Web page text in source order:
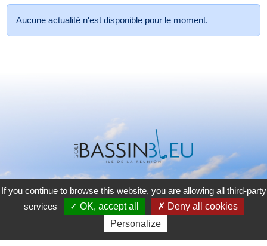
Aucune actualité n'est disponible pour le moment.
GOLF DU BASSIN BLEU
75 rue du Golf - Villèle
97435 Saint-Gilles-Les-Hauts, Réunion
If you continue to browse this website, you are allowing all third-party
services
OK, accept all
Deny all cookies
Personalize